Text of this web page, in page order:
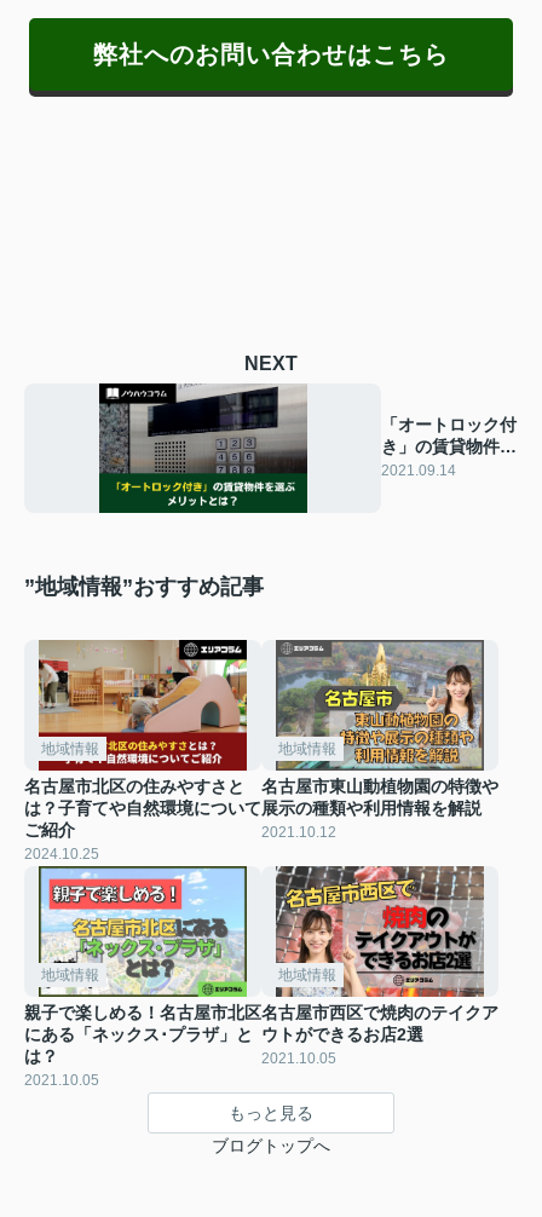
弊社へのお問い合わせはこちら
NEXT
「オートロック付
き」の賃貸物件を
選ぶメリットと
2021.09.14
”地域情報”おすすめ記事
地域情報
名古屋市北区の住みやすさと
は？子育てや自然環境について
ご紹介
2024.10.25
地域情報
名古屋市東山動植物園の特徴や
展示の種類や利用情報を解説
2021.10.12
地域情報
親子で楽しめる！名古屋市北区
にある「ネックス･プラザ」と
は？
2021.10.05
地域情報
名古屋市西区で焼肉のテイクア
ウトができるお店2選
2021.10.05
もっと見る
ブログトップへ